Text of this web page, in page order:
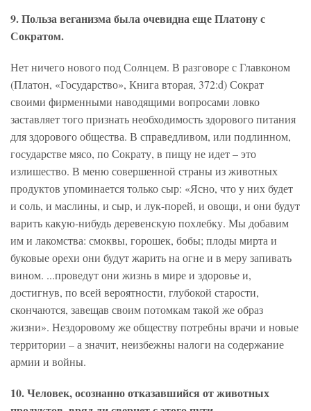
9. Польза веганизма была очевидна еще Платону с
Сократом.
Нет ничего нового под Солнцем. В разговоре с Главконом
(Платон, «Государство», Книга вторая, 372:d) Сократ
своими фирменными наводящими вопросами ловко
заставляет того признать необходимость здорового питания
для здорового общества. В справедливом, или подлинном,
государстве мясо, по Сократу, в пищу не идет – это
излишество. В меню совершенной страны из животных
продуктов упоминается только сыр: «Ясно, что у них будет
и соль, и маслины, и сыр, и лук-порей, и овощи, и они будут
варить какую-нибудь деревенскую похлебку. Мы добавим
им и лакомства: смоквы, горошек, бобы; плоды мирта и
буковые орехи они будут жарить на огне и в меру запивать
вином. ...проведут они жизнь в мире и здоровье и,
достигнув, по всей вероятности, глубокой старости,
скончаются, завещав своим потомкам такой же образ
жизни». Нездоровому же обществу потребны врачи и новые
территории – а значит, неизбежны налоги на содержание
армии и войны.
10. Человек, осознанно отказавшийся от животных